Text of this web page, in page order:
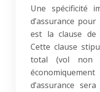
Une spécificité
d’assurance
est la clause de
Cette clause
total (vol non
économiquement
d’assurance